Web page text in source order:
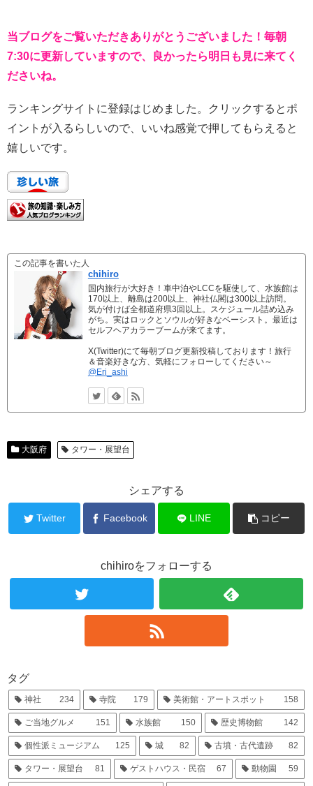
当ブログをご覧いただきありがとうございました！毎朝
7:30に更新していますので、良かったら明日も見に来てく
ださいね。
ランキングサイトに登録はじめました。クリックするとポ
イントが入るらしいので、いいね感覚で押してもらえると
嬉しいです。
この記事を書いた人
chihiro
国内旅行が大好き！車中泊やLCCを駆使して、水族館は
170以上、離島は200以上、神社仏閣は300以上訪問。
気が付けば全都道府県3回以上。スケジュール詰め込み
がち。実はロックとソウルが好きなベーシスト。最近は
セルフヘアカラーブームが来てます。
X(Twitter)にて毎朝ブログ更新投稿しております！旅行
＆音楽好きな方、気軽にフォローしてください～
@Eri_ashi
大阪府 タワー・展望台
シェアする
Twitter Facebook LINE コピー
chihiroをフォローする
タグ
神社 234 寺院 179 美術館・アートスポット 158
ご当地グルメ 151 水族館 150 歴史博物館 142
個性派ミュージアム 125 城 82 古墳・古代遺跡 82
タワー・展望台 81 ゲストハウス・民宿 67 動物園 59